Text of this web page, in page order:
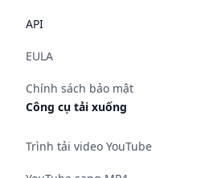
API
EULA
Chính sách bảo mật
Công cụ tải xuống
Trình tải video YouTube